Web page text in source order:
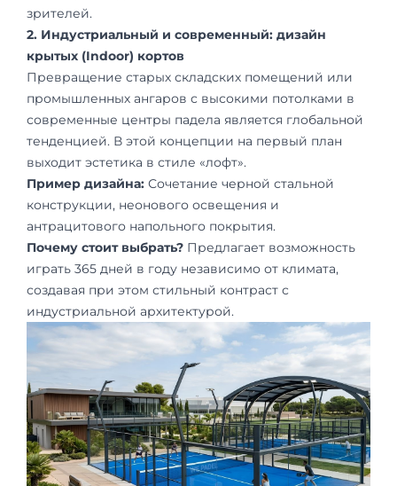
зрителей.
2. Индустриальный и современный: дизайн
крытых (Indoor) кортов
Превращение старых складских помещений или
промышленных ангаров с высокими потолками в
современные центры падела является глобальной
тенденцией. В этой концепции на первый план
выходит эстетика в стиле «лофт».
Пример дизайна: Сочетание черной стальной
конструкции, неонового освещения и
антрацитового напольного покрытия.
Почему стоит выбрать? Предлагает возможность
играть 365 дней в году независимо от климата,
создавая при этом стильный контраст с
индустриальной архитектурой.